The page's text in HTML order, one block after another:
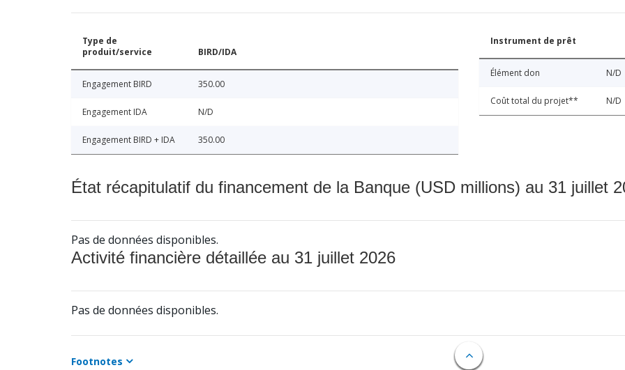
Type de
produit/service
BIRD/IDA
Engagement BIRD 350.00
Engagement IDA N/D
Engagement BIRD + IDA 350.00
Instrument de prêt
Élément don N/D
Coût total du projet** N/D
État récapitulatif du financement de la Banque (USD millions) au 31 juillet
Pas de données disponibles.
Activité financière détaillée au 31 juillet 2026
Pas de données disponibles.
Footnotes